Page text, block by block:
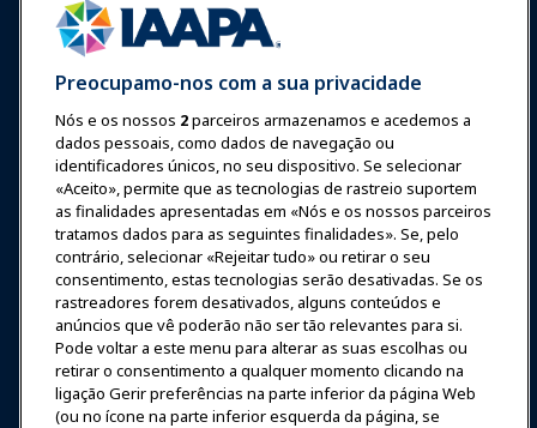
Entrar Junte-se Agora
Prêmios Carreiras
Contato
Expos e Eventos
Notícias & Diversão
Educação
Segurança & Proteção
Preocupamo-nos com a sua privacidade
Nós e os nossos 2parceiros armazenamos e acedemos a
dados pessoais, como dados de navegação ou
identificadores únicos, no seu dispositivo. Se selecionar
«Aceito», permite que as tecnologias de rastreio suportem
as finalidades apresentadas em «Nós e os nossos parceiros
tratamos dados para as seguintes finalidades». Se, pelo
contrário, selecionar «Rejeitar tudo» ou retirar o seu
consentimento, estas tecnologias serão desativadas. Se os
rastreadores forem desativados, alguns conteúdos e
anúncios que vê poderão não ser tão relevantes para si.
Pode voltar a este menu para alterar as suas escolhas ou
retirar o consentimento a qualquer momento clicando na
ligação Gerir preferências na parte inferior da página Web
(ou no ícone na parte inferior esquerda da página, se